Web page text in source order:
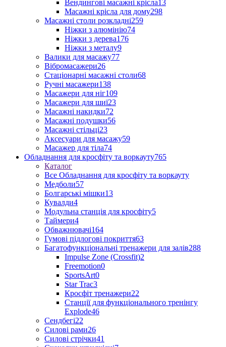
Вендингові масажні крісла13
Масажні крісла для дому298
Масажні столи розкладні259
Ніжки з алюмінію74
Ніжки з дерева176
Ніжки з металу9
Валики для масажу77
Вібромасажери26
Стаціонарні масажні столи68
Ручні масажери138
Масажери для ніг109
Масажери для шиї23
Масажні накидки72
Масажні подушки56
Масажні стільці23
Аксесуари для масажу59
Масажер для тіла74
Обладнання для кросфіту та воркауту765
Каталог
Все Обладнання для кросфіту та воркауту
Медболи57
Болгарські мішки13
Кувалди4
Модульна станція для кросфіту5
Таймери4
Обважнювачі164
Гумові підлогові покриття63
Багатофункціональні тренажери для залів288
Impulse Zone (Crossfit)2
Freemotion0
SportsArt0
Star Trac3
Кросфіт тренажери22
Станції для функціонального тренінгу
Explode46
Сендбегі22
Силові рами26
Силові стрічки41